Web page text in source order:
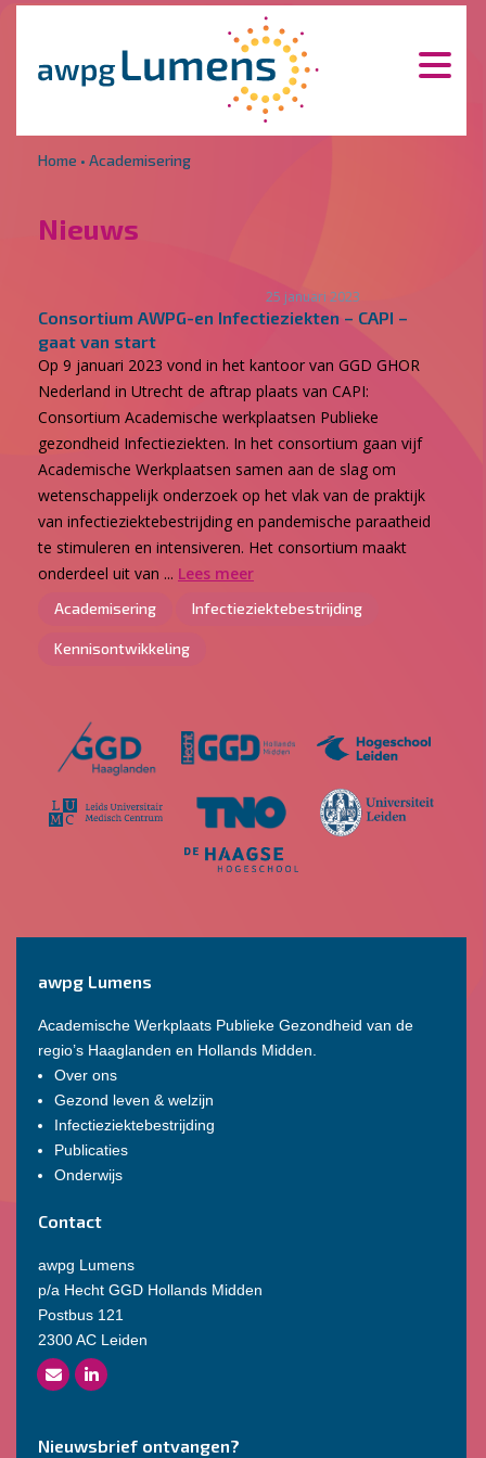
Home • Academisering
Nieuws
25 januari 2023
Consortium AWPG-en Infectieziekten – CAPI –
gaat van start
Op 9 januari 2023 vond in het kantoor van GGD GHOR
Nederland in Utrecht de aftrap plaats van CAPI:
Consortium Academische werkplaatsen Publieke
gezondheid Infectieziekten. In het consortium gaan vijf
Academische Werkplaatsen samen aan de slag om
wetenschappelijk onderzoek op het vlak van de praktijk
van infectieziektebestrijding en pandemische paraatheid
te stimuleren en intensiveren. Het consortium maakt
onderdeel uit van ... Lees meer
Academisering Infectieziektebestrijding
Kennisontwikkeling
awpg Lumens
Academische Werkplaats Publieke Gezondheid van de
regio’s Haaglanden en Hollands Midden.
Over ons
Gezond leven & welzijn
Infectieziektebestrijding
Publicaties
Onderwijs
Contact
awpg Lumens
p/a Hecht GGD Hollands Midden
Postbus 121
2300 AC Leiden
Nieuwsbrief ontvangen?